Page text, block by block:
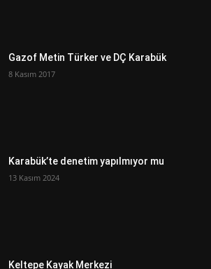
Gazof Metin Türker ve DÇ Karabük
8 Kasım 2017
Karabük’te denetim yapılmıyor mu
13 Kasım 2024
Keltepe Kayak Merkezi